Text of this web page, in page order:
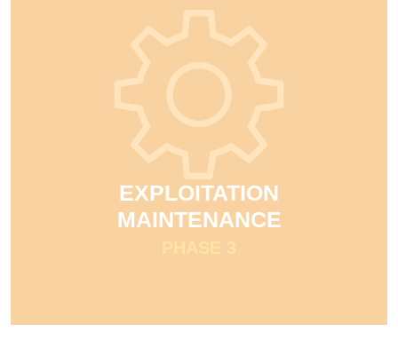
EXPLOITATION
MAINTENANCE